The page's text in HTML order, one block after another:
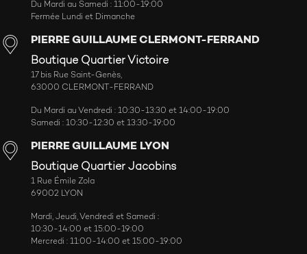
Du Mardi au Samedi : 11:00-19:00
Fermée Lundi et Dimanche
PIERRE GUILLAUME CLERMONT-FERRAND
Boutique Quartier Victoire
17 bis Rue Saint-Genès,
63000 CLERMONT-FERRAND
Du Mardi au Vendredi : 10:30-13:30 et 14:00-19:00
Samedi : 10:30-12:30 et 13:30-19:00
PIERRE GUILLAUME LYON
Boutique Quartier Jacobins
1 Rue Émile Zola
69002 LYON
Mardi, Jeudi, Vendredi et Samedi :
10:30-14:00 et 15:00-19:00
Mercredi : 11:00-14:00 et 15:00-19:00